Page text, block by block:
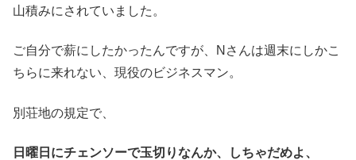
山積みにされていました。
ご自分で薪にしたかったんですが、Nさんは週末にしかこ
ちらに来れない、現役のビジネスマン。
別荘地の規定で、
日曜日にチェンソーで玉切りなんか、しちゃだめよ、